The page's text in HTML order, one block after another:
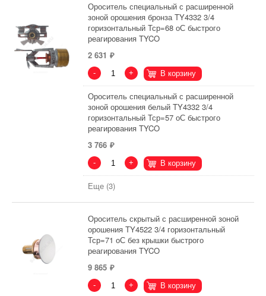
Ороситель специальный с расширенной
зоной орошения бронза TY4332 3/4
горизонтальный Тср=68 оС быстрого
реагирования TYCO
2 631
- + В корзину
Ороситель специальный с расширенной
зоной орошения белый TY4332 3/4
горизонтальный Тср=57 оС быстрого
реагирования TYCO
3 766
- + В корзину
Еще (3)
Ороситель скрытый с расширенной зоной
орошения TY4522 3/4 горизонтальный
Тср=71 оС без крышки быстрого
реагирования TYCO
9 865
- + В корзину